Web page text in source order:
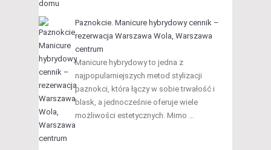
Paznokcie. Manicure hybrydowy cennik –
rezerwacja Warszawa Wola, Warszawa
centrum
Manicure hybrydowy to jedna z
najpopularniejszych metod stylizacji
paznokci, która łączy w sobie trwałość i
blask, a jednocześnie oferuje wiele
możliwości estetycznych. Mimo …